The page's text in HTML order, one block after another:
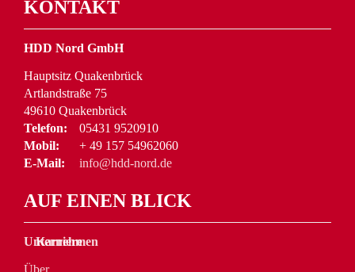
KONTAKT
HDD Nord GmbH
Hauptsitz Quakenbrück
Artlandstraße 75
49610 Quakenbrück
Telefon:
05431 9520910
Mobil:
+ 49 157 54962060
E-Mail:
info@hdd-nord.de
AUF EINEN BLICK
Unternehmen
Über
Karriere